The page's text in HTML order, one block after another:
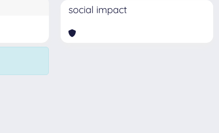
social impact